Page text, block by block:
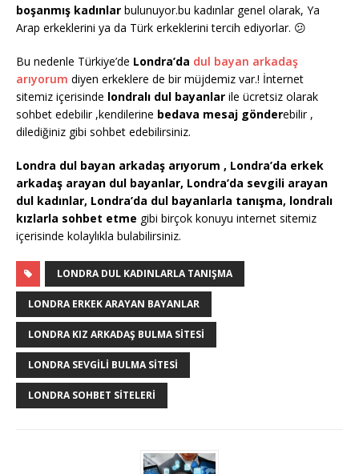
boşanmış kadınlar bulunuyor.bu kadınlar genel olarak, Ya
Arap erkeklerini ya da Türk erkeklerini tercih ediyorlar. 😕
Bu nedenle Türkiye’de Londra’da dul bayan arkadaş
arıyorum diyen erkeklere de bir müjdemiz var.! İnternet
sitemiz içerisinde londralı dul bayanlar ile ücretsiz olarak
sohbet edebilir ,kendilerine bedava mesaj gönderebilir ,
dilediğiniz gibi sohbet edebilirsiniz.
Londra dul bayan arkadaş arıyorum , Londra’da erkek
arkadaş arayan dul bayanlar, Londra’da sevgili arayan
dul kadınlar, Londra’da dul bayanlarla tanışma, londralı
kızlarla sohbet etme gibi birçok konuyu internet sitemiz
içerisinde kolaylıkla bulabilirsiniz.
LONDRA DUL KADINLARLA TANIŞMA
LONDRA ERKEK ARAYAN BAYANLAR
LONDRA KIZ ARKADAŞ BULMA SITESI
LONDRA SEVGILI BULMA SITESI
LONDRA SOHBET SITELERI